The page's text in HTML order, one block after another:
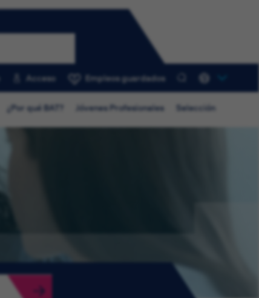
Acceso Empleos guardados
¿Por qué BAT? Jóvenes Profesionales Selección